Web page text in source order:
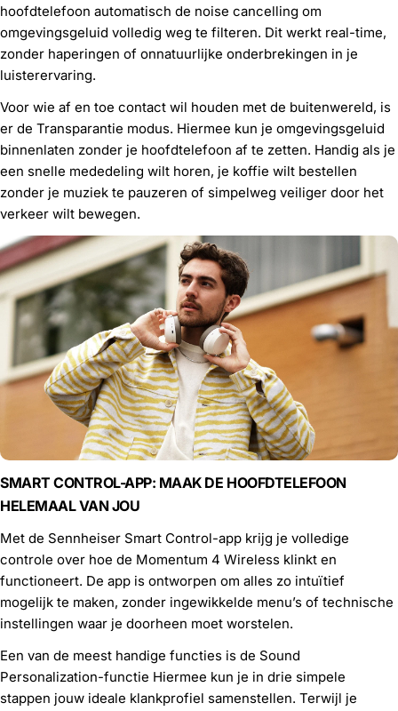
hoofdtelefoon automatisch de noise cancelling om
omgevingsgeluid volledig weg te filteren. Dit werkt real-time,
zonder haperingen of onnatuurlijke onderbrekingen in je
luisterervaring.
Voor wie af en toe contact wil houden met de buitenwereld, is
er de Transparantie modus. Hiermee kun je omgevingsgeluid
binnenlaten zonder je hoofdtelefoon af te zetten. Handig als je
een snelle mededeling wilt horen, je koffie wilt bestellen
zonder je muziek te pauzeren of simpelweg veiliger door het
verkeer wilt bewegen.
SMART CONTROL-APP: MAAK DE HOOFDTELEFOON
HELEMAAL VAN JOU
Met de Sennheiser Smart Control-app krijg je volledige
controle over hoe de Momentum 4 Wireless klinkt en
functioneert. De app is ontworpen om alles zo intuïtief
mogelijk te maken, zonder ingewikkelde menu’s of technische
instellingen waar je doorheen moet worstelen.
Een van de meest handige functies is de Sound
Personalization-functie Hiermee kun je in drie simpele
stappen jouw ideale klankprofiel samenstellen. Terwijl je